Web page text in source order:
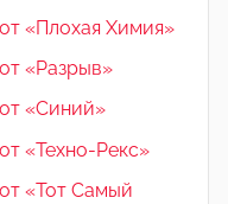
«Плохая Химия»
«Разрыв»
«Синий»
«Техно-Рекс»
«Тот Самый